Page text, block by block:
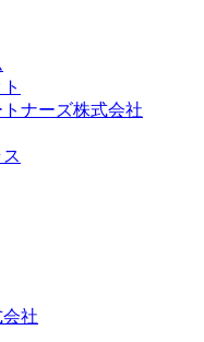
ナーズ株式会社
社